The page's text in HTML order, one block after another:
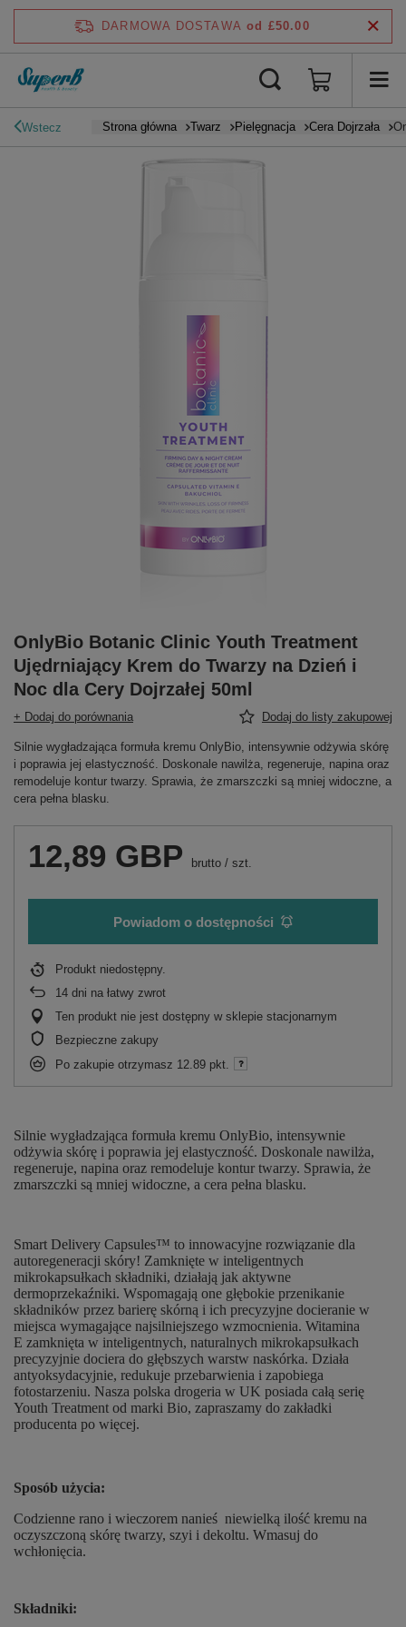
DARMOWA DOSTAWA od £50.00
Wstecz Strona główna Twarz Pielęgnacja Cera Dojrzała
OnlyBio Botanic Clinic Youth Treatment
Ujędrniający Krem do Twarzy na Dzień i
Noc dla Cery Dojrzałej 50ml
+ Dodaj do porównania Dodaj do listy zakupowej
Silnie wygładzająca formuła kremu OnlyBio, intensywnie odżywia skórę
i poprawia jej elastyczność. Doskonale nawilża, regeneruje, napina oraz
remodeluje kontur twarzy. Sprawia, że zmarszczki są mniej widoczne, a
cera pełna blasku.
12,89 GBP brutto / szt.
Powiadom o dostępności
Produkt niedostępny
14 dni na łatwy zwrot
Ten produkt nie jest dostępny w sklepie stacjonarnym
Bezpieczne zakupy
Po zakupie otrzymasz 12.89 pkt.
Silnie wygładzająca formuła kremu OnlyBio, intensywnie
odżywia skórę i poprawia jej elastyczność. Doskonale nawilża,
regeneruje, napina oraz remodeluje kontur twarzy. Sprawia, że
zmarszczki są mniej widoczne, a cera pełna blasku.
Smart Delivery Capsules™ to innowacyjne rozwiązanie dla
autoregeneracji skóry! Zamknięte w inteligentnych
mikrokapsułkach składniki, działają jak aktywne
dermoprzekaźniki. Wspomagają one głębokie przenikanie
składników przez barierę skórną i ich precyzyjne docieranie w
miejsca wymagające najsilniejszego wzmocnienia. Witamina
E zamknięta w inteligentnych, naturalnych mikrokapsułkach
precyzyjnie dociera do głębszych warstw naskórka. Działa
antyoksydacyjnie, redukuje przebarwienia i zapobiega
fotostarzeniu. Nasza polska drogeria w UK posiada całą serię
Youth Treatment od marki Bio, zapraszamy do zakładki
producenta po więcej.
Sposób użycia:
Codzienne rano i wieczorem nanieś niewielką ilość kremu na
oczyszczoną skórę twarzy, szyi i dekoltu. Wmasuj do
wchłonięcia.
Składniki: